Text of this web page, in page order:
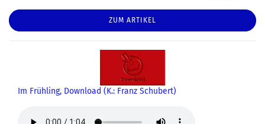
ZUM ARTIKEL
Im Frühling, Download (K.: Franz Schubert)